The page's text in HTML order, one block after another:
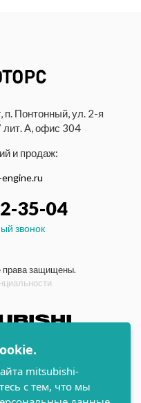
п. Понтонный, ул. 2-я
лит. А, офис 304
и продаж:
35-04
звонок
защищены.
и морские
Mitsubishi
mitsubishi-
с тем, что мы